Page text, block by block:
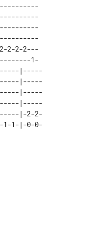
2-2-2---
1-
|-----
|-----
|-----
|-----
|-2-2-
1-1-|-0-0-